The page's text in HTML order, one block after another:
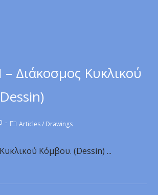
Διάκοσμος Κυκλικού
Articles / Drawings
Κόμβου. (Dessin) ...